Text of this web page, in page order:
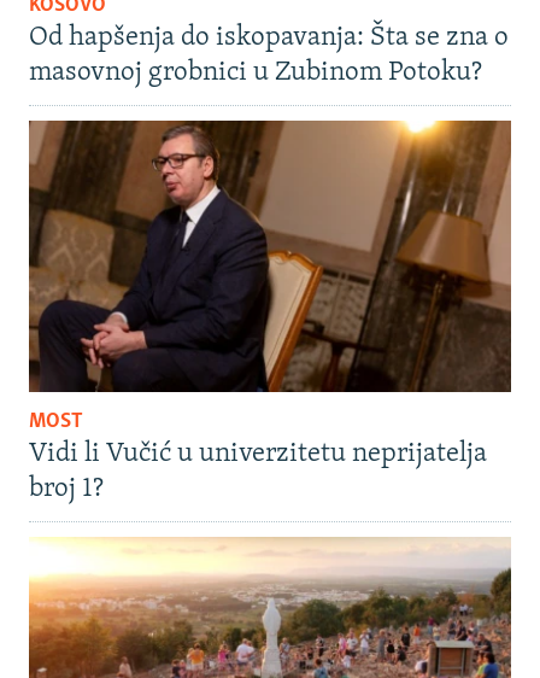
KOSOVO
Od hapšenja do iskopavanja: Šta se zna o
masovnoj grobnici u Zubinom Potoku?
MOST
Vidi li Vučić u univerzitetu neprijatelja
broj 1?